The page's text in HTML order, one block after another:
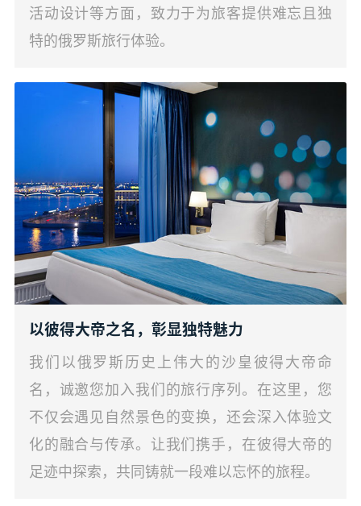
活动设计等方面，致力于为旅客提供难忘且独
特的俄罗斯旅行体验。
以彼得大帝之名，彰显独特魅力
我们以俄罗斯历史上伟大的沙皇彼得大帝命
名，诚邀您加入我们的旅行序列。在这里，您
不仅会遇见自然景色的变换，还会深入体验文
化的融合与传承。让我们携手，在彼得大帝的
足迹中探索，共同铸就一段难以忘怀的旅程。